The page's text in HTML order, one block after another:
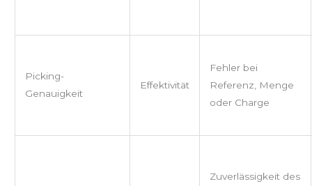
Picking-
Genauigkeit
Effektivität
Fehler bei
Referenz, Menge
oder Charge
Zuverlässigkeit des